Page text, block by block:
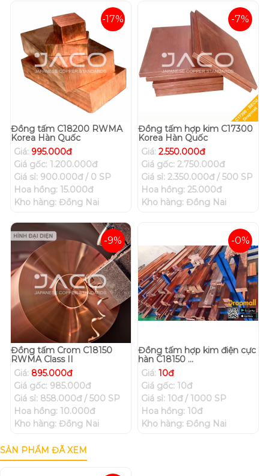
-17%
Đồng tấm C18200 RWMA
Korea Hàn Quốc
Giá: 995.000đ
Giá gốc: 1.200.000đ
Giá sỉ: 900.000đ / 0 SP
Hoa hồng: 15.000đ
Kho hàng: Đồng Nai
-7%
Đồng tấm hợp kim C17300
Korea Hàn Quốc
Giá: 2.550.000đ
Giá gốc: 2.750.000đ
Giá sỉ: 2.350.000đ / 500 SP
Hoa hồng: 25.000đ
Kho hàng: Đồng Nai
-9%
Đồng tấm Crom C18150
RWMA Class II
Giá: 895.000đ
Giá gốc: 985.000đ
Giá sỉ: 858.000đ / 500 SP
Hoa hồng: 10.000đ
Kho hàng: Đồng Nai
-0%
Đồng tấm hợp kim điện cực
hàn C18150 ...
Giá: 10đ
Giá gốc: 10đ
Giá sỉ: 10đ / 1000 SP
Hoa hồng: 10đ
Kho hàng: Đồng Nai
SẢN PHẨM ĐÃ XEM